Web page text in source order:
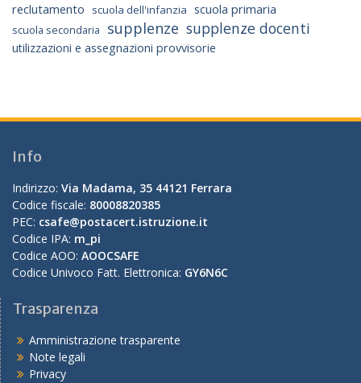
reclutamento scuola dell'infanzia scuola primaria
scuola secondaria supplenze supplenze docenti
utilizzazioni e assegnazioni provvisorie
Info
Indirizzo: Via Madama, 35 44121 Ferrara
Codice fiscale: 80008820385
PEC: csafe@postacert.istruzione.it
Codice IPA: m_pi
Codice AOO: AOOCSAFE
Codice Univoco Fatt. Elettronica: GY6N6C
Trasparenza
Amministrazione trasparente
Note legali
Privacy